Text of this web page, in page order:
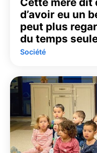
d’avoir eu un
peut plus
du temps
Société